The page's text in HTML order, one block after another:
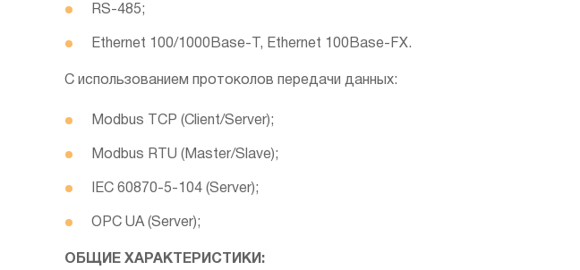
RS-485;
Ethernet 100/1000Base-T, Ethernet 100Base-FX.
С использованием протоколов передачи данных:
Modbus TCP (Client/Server);
Modbus RTU (Master/Slave);
IEC 60870-5-104 (Server);
OPC UA (Server);
ОБЩИЕ ХАРАКТЕРИСТИКИ: